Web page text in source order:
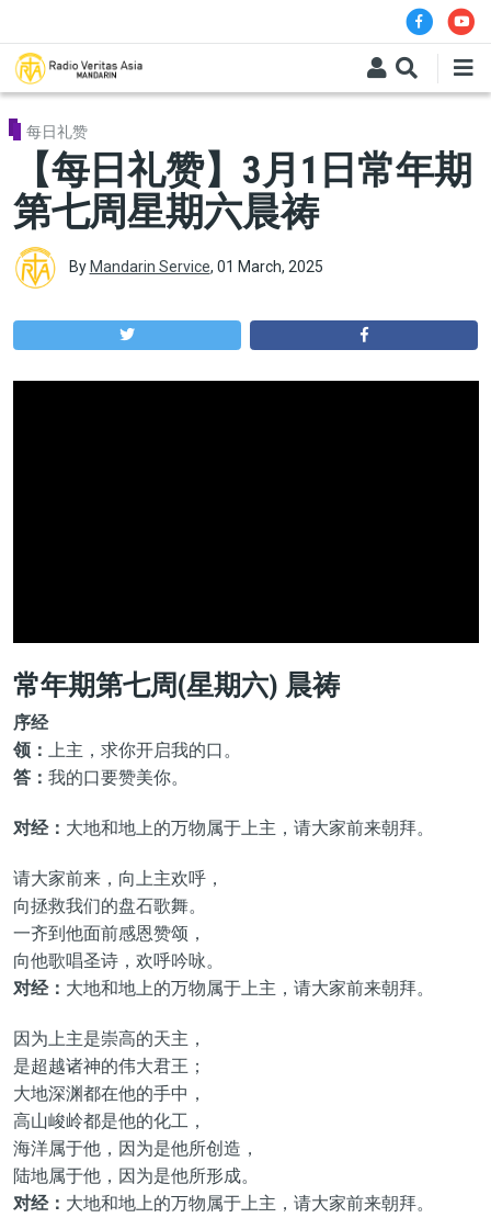
每日礼赞
【每日礼赞】3月1日常年期
第七周星期六晨祷
By Mandarin Service, 01 March, 2025
常年期第七周(星期六) 晨祷
序经
领：
上主，求你开启我的口。
答： 我的口要赞美你。
对经： 大地和地上的万物属于上主，请大家前来朝拜。
请大家前来，向上主欢呼，
向拯救我们的盘石歌舞。
一齐到他面前感恩赞颂，
向他歌唱圣诗，欢呼吟咏。
对经： 大地和地上的万物属于上主，请大家前来朝拜。
因为上主是崇高的天主，
是超越诸神的伟大君王；
大地深渊都在他的手中，
高山峻岭都是他的化工，
海洋属于他，因为是他所创造，
陆地属于他，因为是他所形成。
对经： 大地和地上的万物属于上主，请大家前来朝拜。